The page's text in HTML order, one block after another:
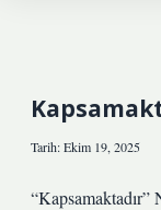
Tarih: Ekim 19, 2025